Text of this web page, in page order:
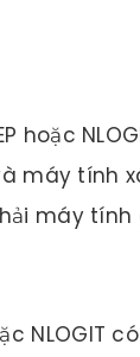
hoặc
máy tính
máy
NLOGIT